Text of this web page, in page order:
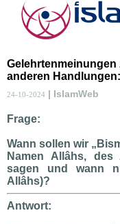
Gelehrtenmeinungen
anderen
24-10-2024 | IslamWeb
Frage:
Wann sollen wir
Namen Allâhs, des
sagen und wann
Allâhs)?
Antwort: